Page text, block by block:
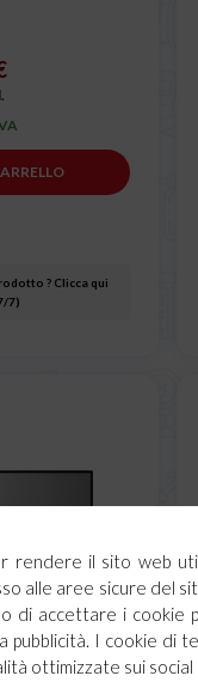
? Clicca qui
7)
rendere il sito web
alle aree sicure del
di accettare i
pubblicità. I cookie di
ottimizzate sui